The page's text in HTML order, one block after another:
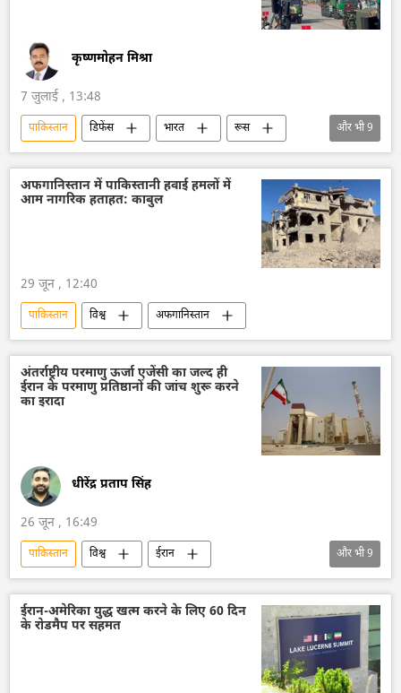
कृष्णमोहन मिश्रा
7 जुलाई , 13:48
पाकिस्तान डिफेंस भारत
रूस
इंडोनेशिया
फिलीपींस
वियतनाम
भारतीय सेना
भारतीय नौसेना
भारतीय वायुसेना
ब्रह्मोस
सुखोई-30MKI
और भी9
अफगानिस्तान में पाकिस्तानी हवाई हमलों में
आम नागरिक हताहत: काबुल
29 जून , 12:40
पाकिस्तान विश्व अफगानिस्तान
अंतर्राष्ट्रीय परमाणु ऊर्जा एजेंसी का जल्द ही
ईरान के परमाणु प्रतिष्ठानों की जांच शुरू करने
का इरादा
धीरेंद्र प्रताप सिंह
26 जून , 16:49
पाकिस्तान विश्व
ईरान
अमेरिका-इजराइल-ईरान युद्ध
इजराइल
परमाणु संयंत्र
परमाणु ऊर्जा
अंतर्राष्ट्रीय परमाणु ऊर्जा अभिकरण (IAEA)
और भी9
ईरान-अमेरिका युद्ध खत्म करने के लिए 60 दिन
के रोडमैप पर सहमत